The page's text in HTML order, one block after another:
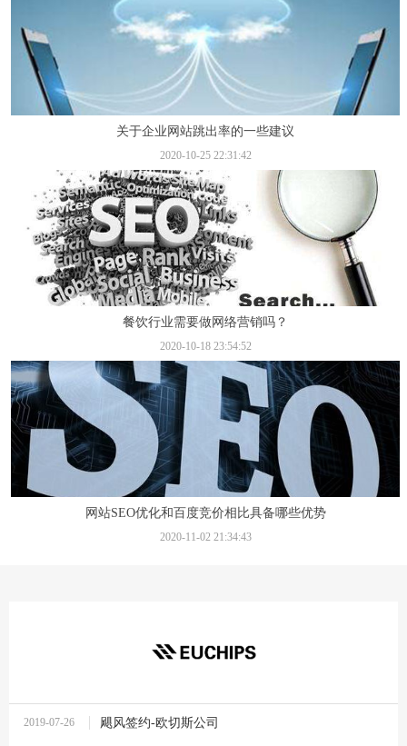
关于企业网站跳出率的一些建议
2020-10-25 22:31:42
餐饮行业需要做网络营销吗？
2020-10-18 23:54:52
网站SEO优化和百度竞价相比具备哪些优势
2020-11-02 21:34:43
2019-07-26
飓风签约-欧切斯公司